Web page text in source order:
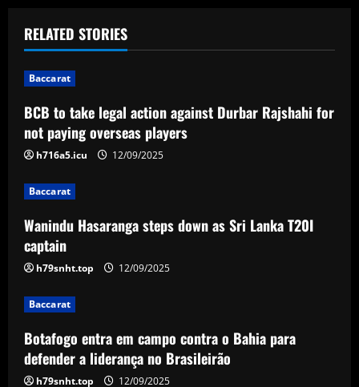
a
v
i
g
a
t
i
o
n
RELATED STORIES
Baccarat
BCB to take legal action against Durbar Rajshahi for
not paying overseas players
h716a5.icu 12/09/2025
Baccarat
Wanindu Hasaranga steps down as Sri Lanka T20I
captain
h79snht.top 12/09/2025
Baccarat
Botafogo entra em campo contra o Bahia para
defender a liderança no Brasileirão
h79snht.top 12/09/2025